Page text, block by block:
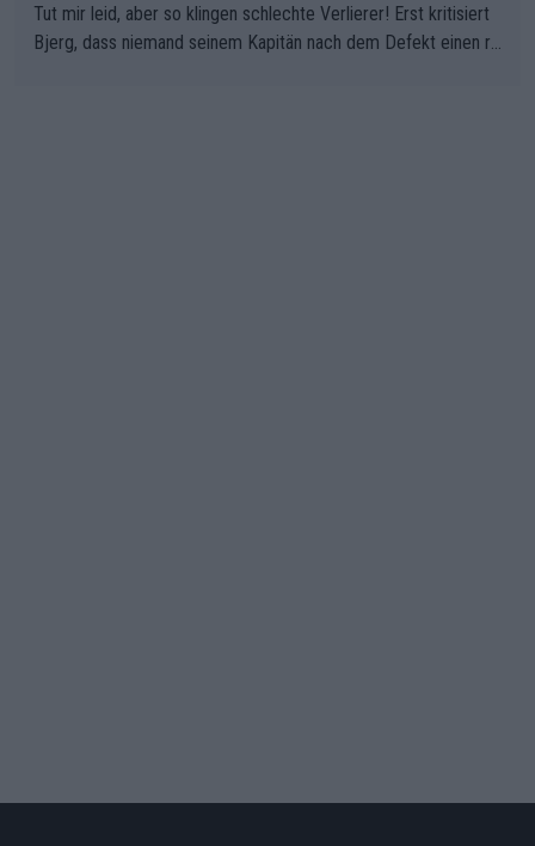
Tut mir leid, aber so klingen schlechte Verlierer! Erst kritisiert
Bjerg, dass niemand seinem Kapitän nach dem Defekt einen ro